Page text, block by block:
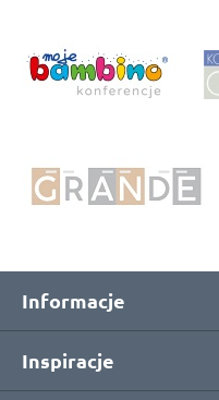
Informacje
Inspiracje